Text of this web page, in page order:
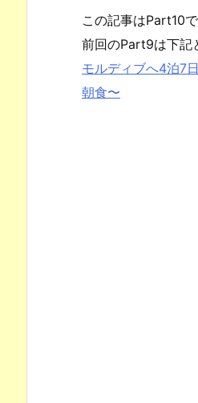
この記事はPart10で
前回のPart9は下記
モルディブへ4泊7
朝食〜